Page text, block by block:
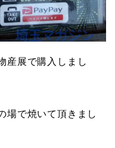
産展で購入しまし
場で焼いて頂きまし